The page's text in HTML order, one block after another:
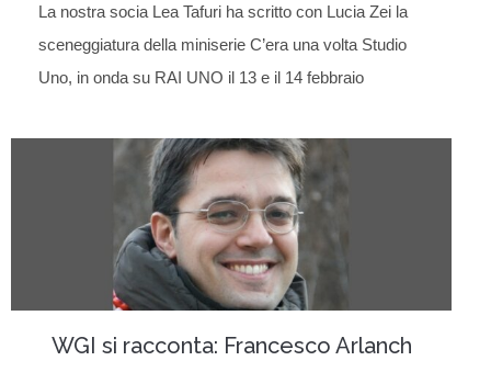
La nostra socia Lea Tafuri ha scritto con Lucia Zei la
sceneggiatura della miniserie C’era una volta Studio
Uno, in onda su RAI UNO il 13 e il 14 febbraio
WGI si racconta: Francesco Arlanch